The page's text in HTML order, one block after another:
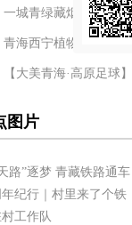
一城青绿藏烟火 “无痕
青海西宁植物园丁香花
【大美青海·高原足球
图片